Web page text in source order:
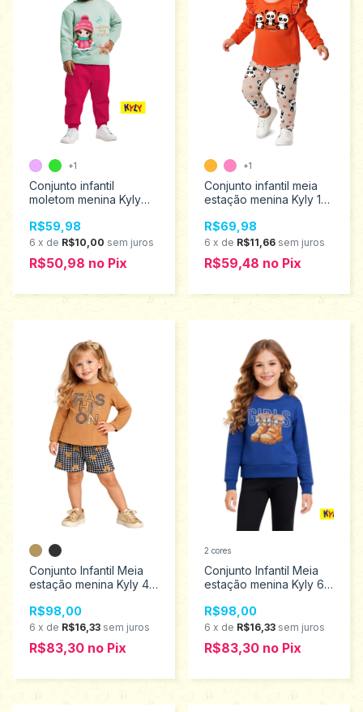
Conjunto infantil
moletom menina Kyly
1001507
R$59,98
6 x de R$10,00 sem juros
R$50,98 no Pix
+1
Conjunto infantil meia
estação menina Kyly 1
R$69,98
6 x de R$11,66 sem juros
R$59,48 no Pix
+1
Conjunto Infantil Meia
estação menina Kyly 4
R$98,00
6 x de R$16,33 sem juros
R$83,30 no Pix
Conjunto Infantil Meia
estação menina Kyly 6
R$98,00
6 x de R$16,33 sem juros
R$83,30 no Pix
2 cores